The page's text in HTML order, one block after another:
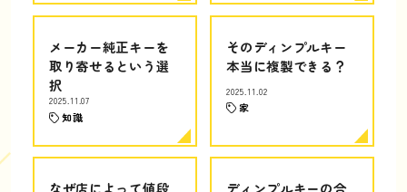
メーカー純正キーを
取り寄せるという選
択
2025.11.07
知識
そのディンプルキー
本当に複製できる？
2025.11.02
家